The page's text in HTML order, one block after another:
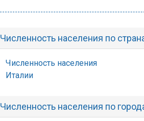
Численность населения по
Численность населения
Италии
Численность населения по